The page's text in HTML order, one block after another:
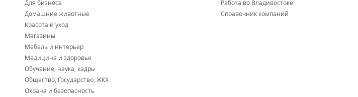
Для бизнеса
Домашние животные
Красота и уход
Магазины
Мебель и интерьер
Медицина и здоровье
Обучение, наука, кадры
Общество, Государство, ЖКХ
Охрана и безопасность
Работа во Владивостоке
Справочник компаний